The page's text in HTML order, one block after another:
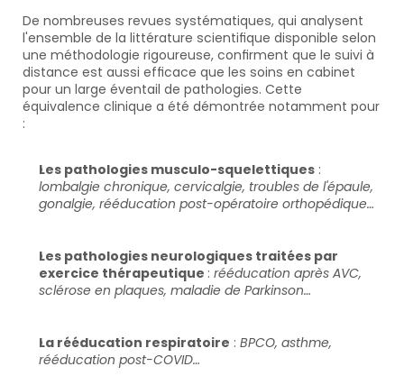
De nombreuses revues systématiques, qui analysent
l'ensemble de la littérature scientifique disponible selon
une méthodologie rigoureuse, confirment que le suivi à
distance est aussi efficace que les soins en cabinet
pour un large éventail de pathologies. Cette
équivalence clinique a été démontrée notamment pour
:
Les pathologies musculo-squelettiques :
lombalgie chronique, cervicalgie, troubles de l'épaule,
gonalgie, rééducation post-opératoire orthopédique…
Les pathologies neurologiques traitées par
exercice thérapeutique : rééducation après AVC,
sclérose en plaques, maladie de Parkinson…
La rééducation respiratoire : BPCO, asthme,
rééducation post-COVID…